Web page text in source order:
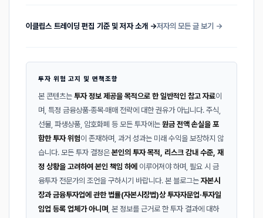
이클립스 트레이딩 편집 기준 및 저자 소개 →저자의 모든 글 보기 →
투자 위험 고지 및 면책조항
본 콘텐츠는 투자 정보 제공을 목적으로 한 일반적인 참고 자료이
며, 특정 금융상품·종목·매매 전략에 대한 권유가 아닙니다. 주식,
선물, 파생상품, 암호화폐 등 모든 투자에는 원금 전액 손실을 포
함한 투자 위험이 존재하며, 과거 성과는 미래 수익을 보장하지 않
습니다. 모든 투자 결정은본인의 투자 목적, 리스크 감내 수준, 재
정 상황을 고려하여 본인 책임 하에 이루어져야 하며, 필요 시 금
융투자 전문가의 조언을 구하시기 바랍니다. 본 블로그는 자본시
장과 금융투자업에 관한 법률(자본시장법)상 투자자문업·투자일
임업 등록 업체가 아니며 , 본 정보를 근거로 한 투자 결과에 대하